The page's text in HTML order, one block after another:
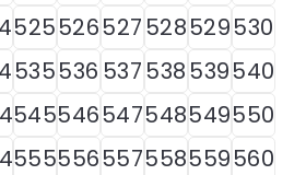
525526527528529530
535536 537538539540
545546547548549550
555556557558559560